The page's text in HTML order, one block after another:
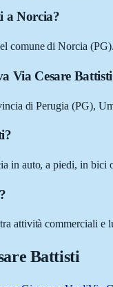
a Norcia?
comune di Norcia (PG).
Via Cesare
di Perugia (PG),
in auto, a piedi, in
attività commerciali e
Battisti